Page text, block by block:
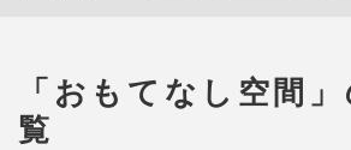
「おもてなし空間
覧